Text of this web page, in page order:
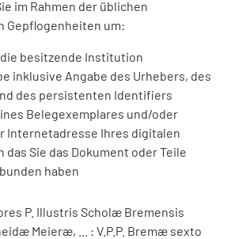
im Rahmen der üblichen
Gepflogenheiten um:
besitzende Institution
inklusive Angabe des Urhebers, des
des persistenten Identifiers
Belegexemplares und/oder
Internetadresse Ihres digitalen
das Sie das Dokument oder Teile
haben
P. Illustris Scholæ Bremensis
Meieræ, ... : V.P.P. Bremæ sexto